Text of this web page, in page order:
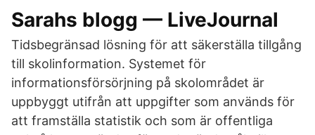
Sarahs blogg — LiveJournal
Tidsbegränsad lösning för att säkerställa tillgång
till skolinformation. Systemet för
informationsförsörjning på skolområdet är
uppbyggt utifrån att uppgifter som används för
att framställa statistik och som är offentliga